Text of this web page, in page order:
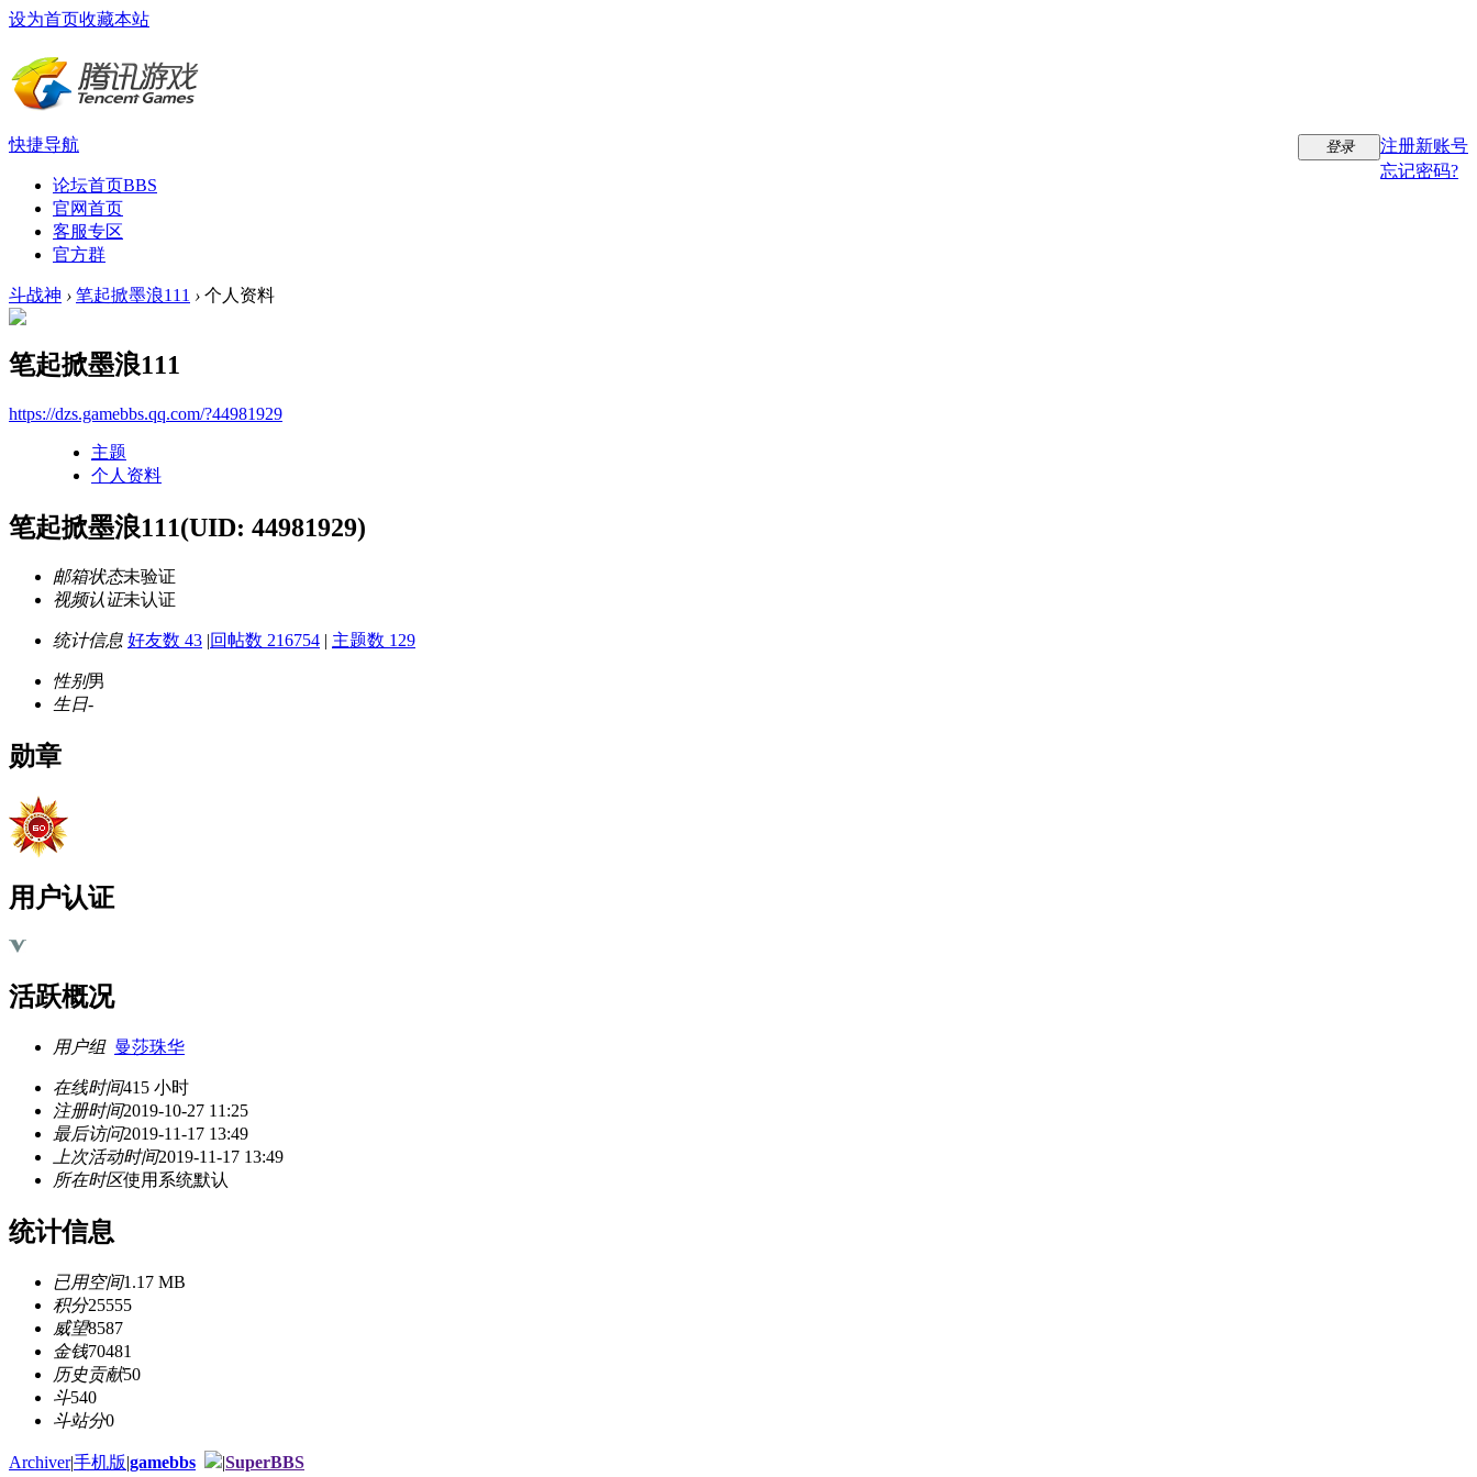
设为首页收藏本站
登录
注册新账号
忘记密码?
快捷导航
论坛首页BBS
官网首页
客服专区
官方群
斗战神 › 笔起掀墨浪111 › 个人资料
笔起掀墨浪111
https://dzs.gamebbs.qq.com/?44981929
主题
个人资料
笔起掀墨浪111(UID: 44981929)
邮箱状态未验证
视频认证未认证
统计信息 好友数 43 |回帖数 216754 | 主题数 129
性别男
生日-
勋章
用户认证
活跃概况
用户组 曼莎珠华
在线时间415 小时
注册时间2019-10-27 11:25
最后访问2019-11-17 13:49
上次活动时间2019-11-17 13:49
所在时区使用系统默认
统计信息
已用空间1.17 MB
积分25555
威望8587
金钱70481
历史贡献50
斗540
斗站分0
Archiver|手机版|gamebbs |SuperBBS